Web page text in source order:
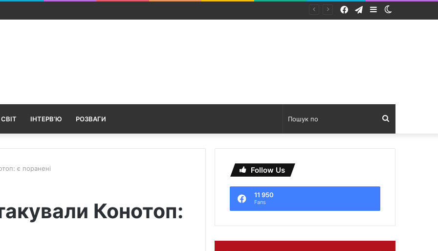
громади перевірили слух під час виїзного прийому фахівців Sidebar
Telegram
Facebook
ІНТЕРВ’Ю РОЗВАГИ
по
є поранені
Конотоп:
Follow Us
11 950
Fans